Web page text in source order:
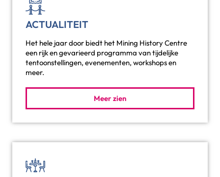
ACTUALITEIT
Het hele jaar door biedt het Mining History Centre
een rijk en gevarieerd programma van tijdelijke
tentoonstellingen, evenementen, workshops en
meer.
Meer zien